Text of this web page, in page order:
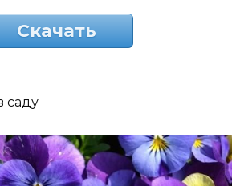
Скачать
саду